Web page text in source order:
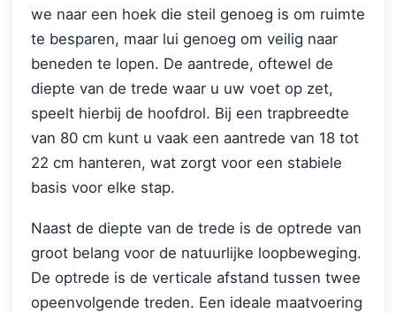
we naar een hoek die steil genoeg is om ruimte
te besparen, maar lui genoeg om veilig naar
beneden te lopen. De aantrede, oftewel de
diepte van de trede waar u uw voet op zet,
speelt hierbij de hoofdrol. Bij een trapbreedte
van 80 cm kunt u vaak een aantrede van 18 tot
22 cm hanteren, wat zorgt voor een stabiele
basis voor elke stap.
Naast de diepte van de trede is de optrede van
groot belang voor de natuurlijke loopbeweging.
De optrede is de verticale afstand tussen twee
opeenvolgende treden. Een ideale maatvoering